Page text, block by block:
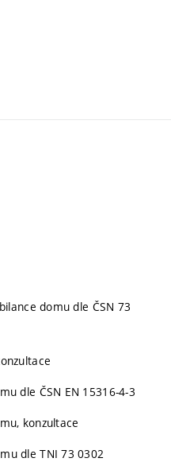
domu dle ČSN 73
dle ČSN EN 15316-4-3
konzultace
dle TNI 73 0302